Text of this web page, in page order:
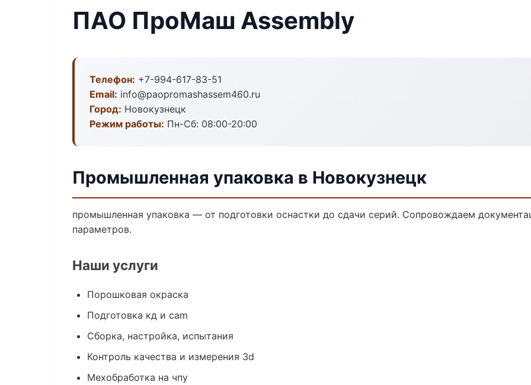
ПАО ПроМаш Assembly
Телефон: +7-994-617-83-51
Email: info@paopromashassem460.ru
Город: Новокузнецк
Режим работы: Пн-Сб: 08:00-20:00
Промышленная упаковка в Новокузнецк
промышленная упаковка — от подготовки оснастки до сдачи серий. Сопровождаем
параметров.
Наши услуги
Порошковая окраска
Подготовка кд и cam
Сборка, настройка, испытания
Контроль качества и измерения 3d
Мехобработка на чпу